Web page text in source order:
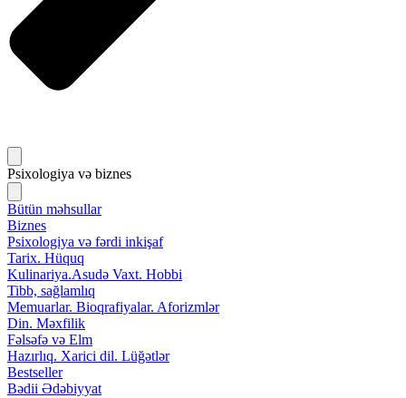
Psixologiya və biznes
Bütün məhsullar
Biznes
Psixologiya və fərdi inkişaf
Tarix. Hüquq
Kulinariya.Asudə Vaxt. Hobbi
Tibb, sağlamlıq
Memuarlar. Bioqrafiyalar. Aforizmlər
Din. Məxfilik
Fəlsəfə və Elm
Hazırlıq. Xarici dil. Lüğətlər
Bestseller
Bədii Ədəbiyyat